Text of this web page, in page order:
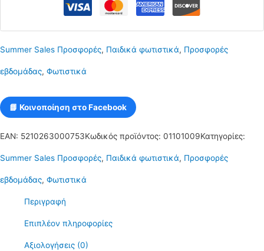
ποσότητα
Summer Sales Προσφορές, Παιδικά φωτιστικά, Προσφορές
εβδομάδας, Φωτιστικά
📘 Κοινοποίηση στο Facebook
EAN: 5210263000753Κωδικός προϊόντος: 01101009Κατηγορίες:
Summer Sales Προσφορές, Παιδικά φωτιστικά, Προσφορές
εβδομάδας, Φωτιστικά
Περιγραφή
Επιπλέον πληροφορίες
Αξιολογήσεις (0)